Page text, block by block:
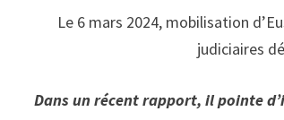
Le 6 mars 2024, mobilisation
judiciaires
Dans un récent rapport, il pointe